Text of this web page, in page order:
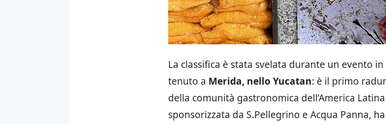
La classifica è stata svelata durante un evento in
tenuto a Merida, nello Yucatan: è il primo
della comunità gastronomica dell’America
sponsorizzata da S.Pellegrino e Acqua Panna,